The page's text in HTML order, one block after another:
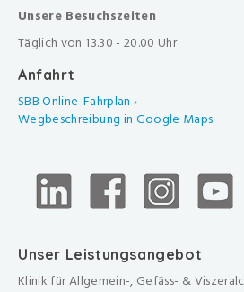
Unsere Besuchszeiten
Täglich von 13.30 - 20.00 Uhr
Anfahrt
SBB Online-Fahrplan ›
Wegbeschreibung in Google Maps
Unser Leistungsangebot
Klinik für Allgemein-, Gefäss- &